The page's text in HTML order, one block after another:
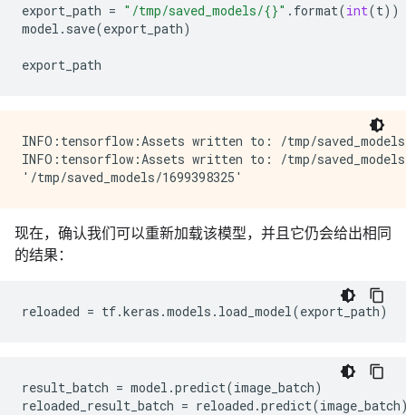
export_path = "/tmp/saved_models/{}" . format(int(t))
model . save(export_path)
export_path
INFO:tensorflow:Assets written to: /tmp/
INFO:tensorflow:Assets written to: /tmp/
现在，确认我们可以重新加载该模型，并且它仍会给出相同
的结果：
reloaded = tf.keras .models . load_model (export_path)
result_batch = model .predict(image_batch)
reloaded_result_batch = reloaded .predict(image_batch